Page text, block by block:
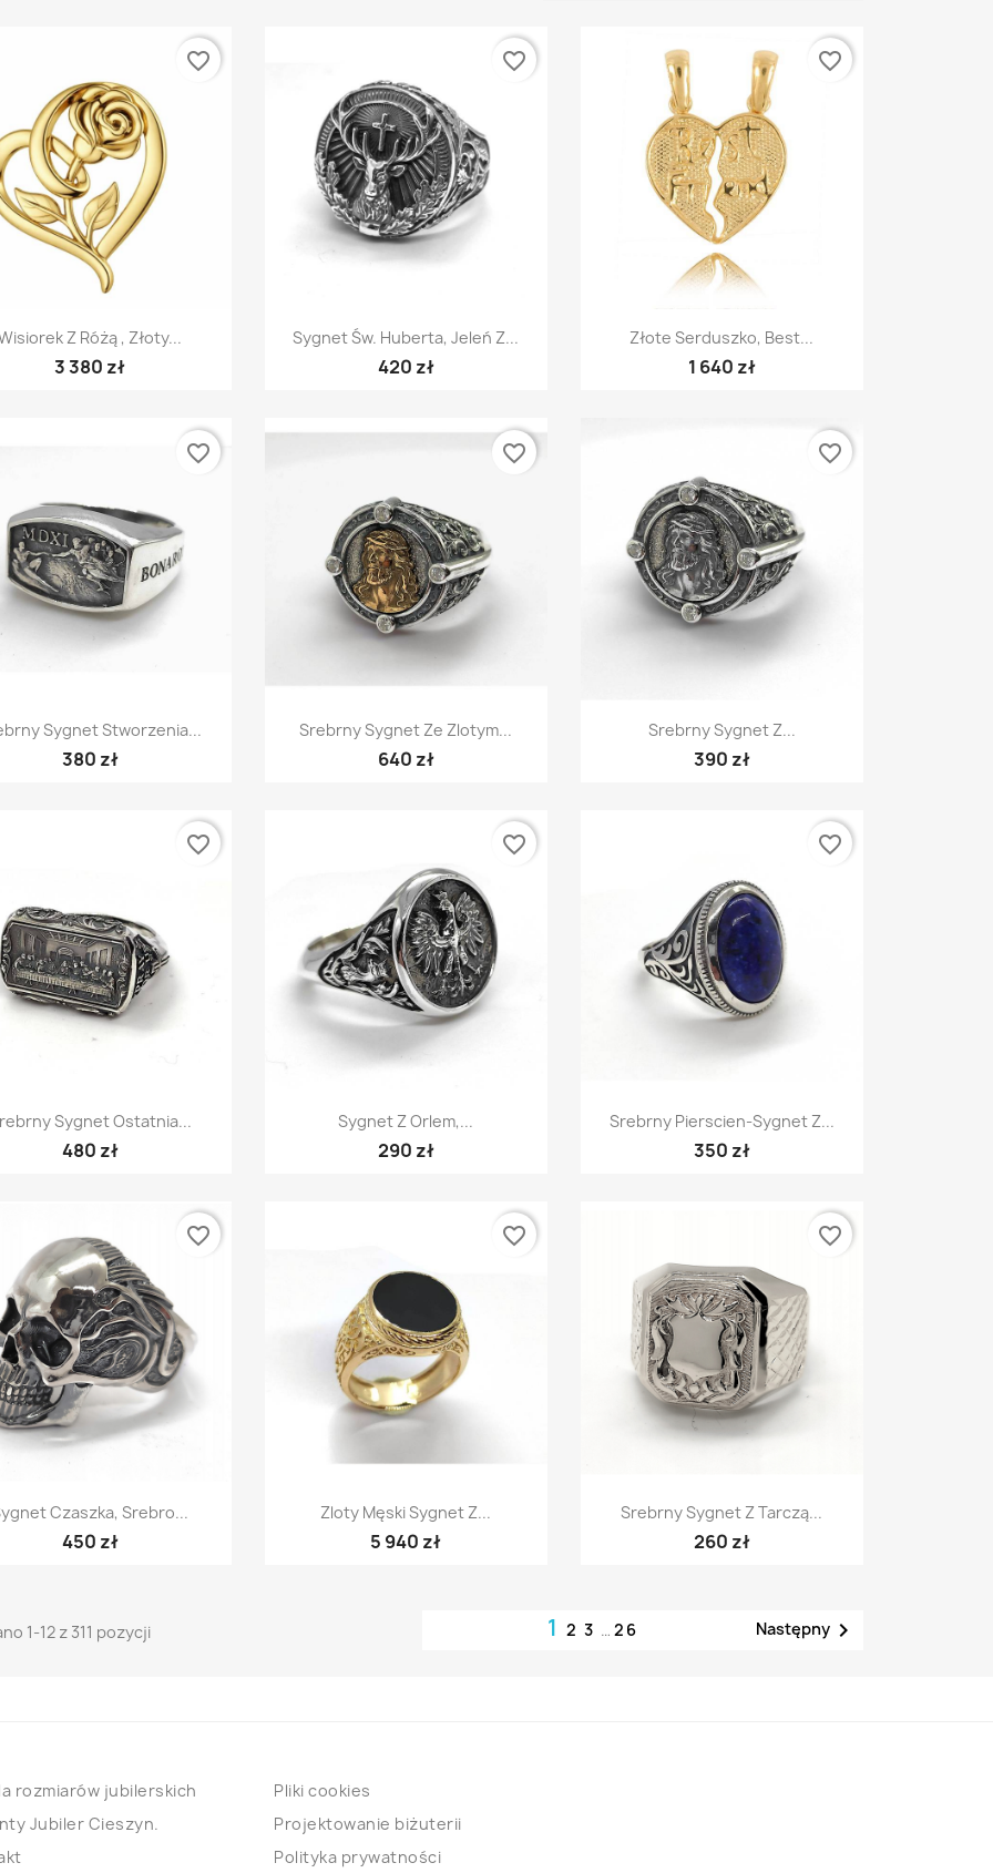
Szybki podgląd
Z Różą , Złoty...
3 380 zł
favorite_border
Szybki podgląd
Sygnet Św. Huberta, Jeleń Z...
420 zł
favorite_border
Szybki podgląd
Złote Serduszko, Best...
1 640 zł
favorite_border
Szybki podgląd
Sygnet Stworzenia...
380 zł
favorite_border
Szybki podgląd
Srebrny Sygnet Ze Zlotym...
640 zł
favorite_border
Szybki podgląd
Srebrny Sygnet Z...
390 zł
favorite_border
Szybki podgląd
Sygnet Ostatnia...
480 zł
favorite_border
Szybki podgląd
Sygnet Z Orlem,...
290 zł
favorite_border
Szybki podgląd
Srebrny Pierscien-Sygnet Z...
350 zł
favorite_border
Szybki podgląd
Czaszka, Srebro...
450 zł
favorite_border
Szybki podgląd
Zloty Męski Sygnet Z...
5 940 zł
favorite_border
Szybki podgląd
Srebrny Sygnet Z Tarczą...
260 zł
favorite_border
1-12 z 311 pozycji 1 2 3 … 26 Następny
rozmiarów jubilerskich
Jubiler Cieszyn.
Pliki cookies
Projektowanie biżuterii
Polityka prywatności